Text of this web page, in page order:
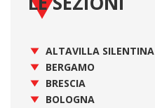
ALTAVILLA SILENTINA
BERGAMO
BRESCIA
BOLOGNA